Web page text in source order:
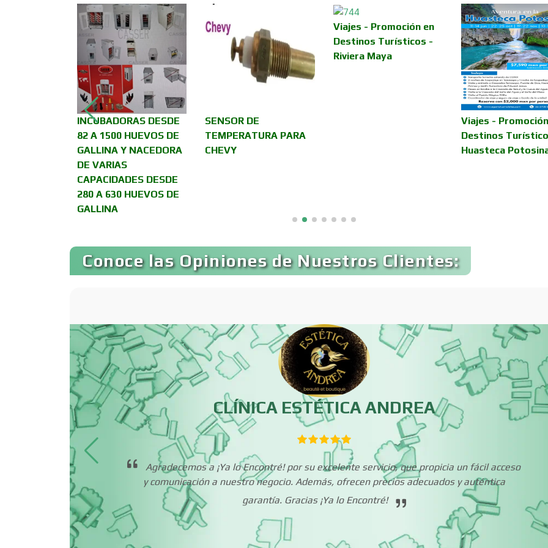
Asesoría Fiscal Asociaciones
Asociaciones
Empresariales
Audio, Sonido e
Audios para
Autobuses
Automóviles
Usados
Autopartes Eléctricas
Banquetes
Basculas Bebidas
Cafeterías Cajas de Ahorro Cámaras de
Camiones para Fletes Cancelería de Aluminio Capacitación
Carnicerías Carpinterías Centros
Centros de
Espectáculos
Centros de Nutrición Centros Turísticos
Cerrajerías Cibercafés Clínicas de Belleza
INCUBADORAS DESDE
82 A 1500 HUEVOS DE
GALLINA Y NACEDORA
DE VARIAS
CAPACIDADES DESDE
280 A 630 HUEVOS DE
GALLINA
SENSOR DE
TEMPERATURA PARA
CHEVY
Viajes - Promoción en
Destinos Turísticos -
Riviera Maya
Viajes -
Destinos
Huasteca
Conoce las Opiniones de Nuestros Clientes:
CLÍNICA ESTÉTICA ANDREA
Agradecemos a ¡Ya lo Encontré! por su excelente servicio, que propicia un fácil acceso
y comunicación a nuestro negocio. Además, ofrecen precios adecuados y auténtica
garantía. Gracias ¡Ya lo Encontré!